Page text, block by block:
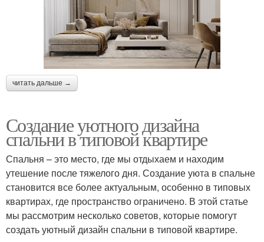
читать дальше →
Создание уютного дизайна
спальни в типовой квартире
Спальня – это место, где мы отдыхаем и находим
утешение после тяжелого дня. Создание уюта в спальне
становится все более актуальным, особенно в типовых
квартирах, где пространство ограничено. В этой статье
мы рассмотрим несколько советов, которые помогут
создать уютный дизайн спальни в типовой квартире.